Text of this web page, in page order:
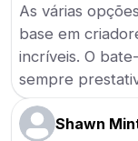
As várias
base em
incríveis. O
sempre
Shawn